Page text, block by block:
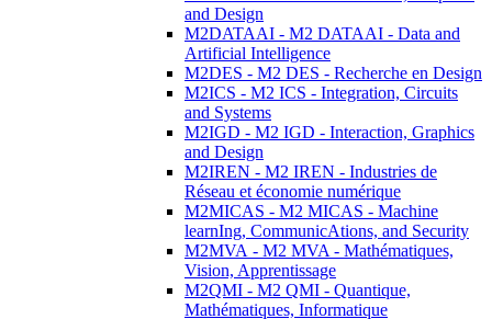
and Design
M2DATAAI - M2 DATAAI - Data and
Artificial Intelligence
M2DES - M2 DES - Recherche en Design
M2ICS - M2 ICS - Integration, Circuits
and Systems
M2IGD - M2 IGD - Interaction, Graphics
and Design
M2IREN - M2 IREN - Industries de
Réseau et économie numérique
M2MICAS - M2 MICAS - Machine
learnIng, CommunicAtions, and Security
M2MVA - M2 MVA - Mathématiques,
Vision, Apprentissage
M2QMI - M2 QMI - Quantique,
Mathématiques, Informatique